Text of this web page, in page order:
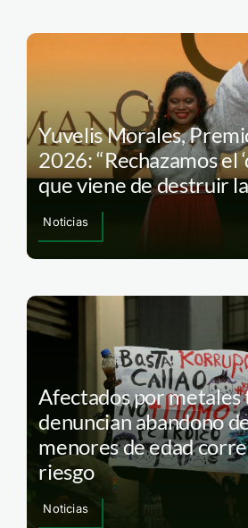
Yuvelis Morales,
2026: “Rechazamos el
que viene de destruir
Noticias
Afectados por metales
denuncian abandono
menores de edad
riesgo
Noticias